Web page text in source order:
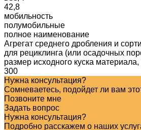
42,8
мобильность
полумобильные
полное наименование
Агрегат среднего дробления и
для рециклинга (или осадочных
размер исходного куска
300
Нужна консультация?
Сомневаетесь, подойдет ли вам
Позвоните мне
Задать вопрос
Нужна консультация?
Подробно расскажем о наших